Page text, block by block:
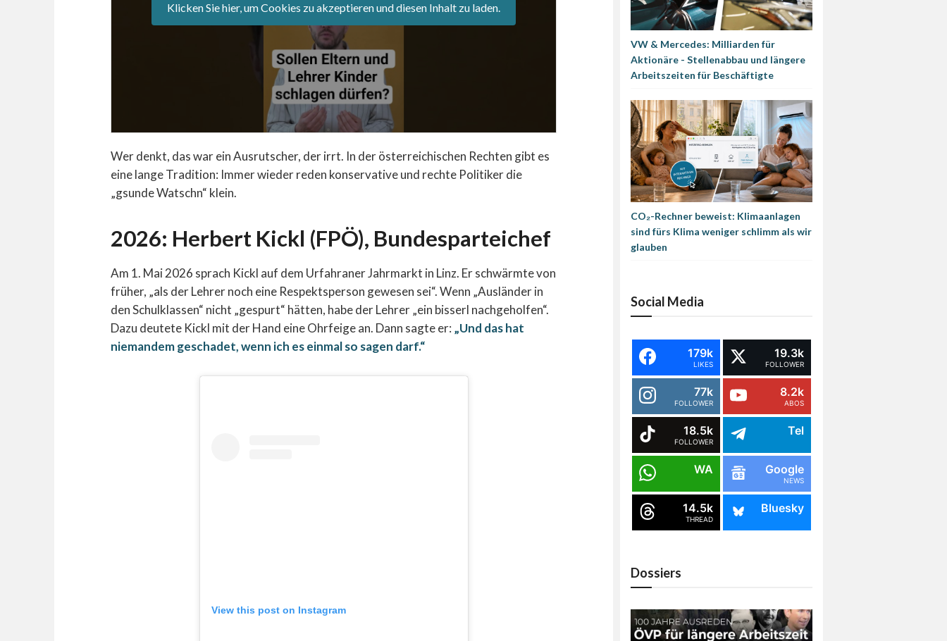
Klicken Sie hier, um Cookies zu akzeptieren und diesen Inhalt zu laden.
Wer denkt, das war ein Ausrutscher, der irrt. In der österreichischen Rechten gibt es
eine lange Tradition: Immer wieder reden konservative und rechte Politiker die
„gsunde Watschn“ klein.
2026: Herbert Kickl (FPÖ), Bundesparteichef
Am 1. Mai 2026 sprach Kickl auf dem Urfahraner Jahrmarkt in Linz. Er schwärmte von
früher, „als der Lehrer noch eine Respektsperson gewesen sei“. Wenn „Ausländer in
den Schulklassen“ nicht „gespurt“ hätten, habe der Lehrer „ein bisserl nachgeholfen“.
Dazu deutete Kickl mit der Hand eine Ohrfeige an. Dann sagte er: „Und das hat
niemandem geschadet, wenn ich es einmal so sagen darf.“
View this post on Instagram
VW & Mercedes: Milliarden für
Aktionäre - Stellenabbau und längere
Arbeitszeiten für Beschäftigte
CO₂-Rechner beweist: Klimaanlagen
sind fürs Klima weniger schlimm als wir
glauben
Social Media
179k
LIKES
19.3k
FOLLOWER
77k
FOLLOWER
8.2k
ABOS
18.5k
FOLLOWER
Tel
WA Google
NEWS
14.5k
THREAD
Bluesky
Dossiers